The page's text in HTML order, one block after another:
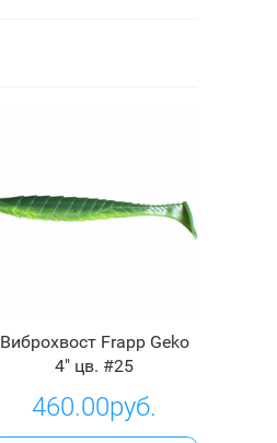
Виброхвост Frapp Geko
4" цв. #25
460.00руб.